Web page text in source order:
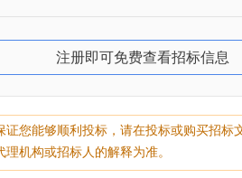
注册即可免费查看招标信息
证您能够顺利投标，请在投标或购买招
理机构或招标人的解释为准。